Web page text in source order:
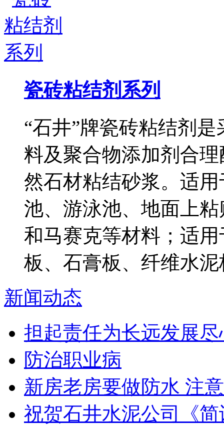
瓷砖粘结剂系列
“石井”牌瓷砖粘结剂
料及聚合物添加剂合
然石材粘结砂浆。适
池、游泳池、地面上
和马赛克等材料；适
板、石膏板、纤维水
新闻动态
担起责任为长远发展
防治职业病
新房老房要做防水 注
祝贺石井水泥公司《